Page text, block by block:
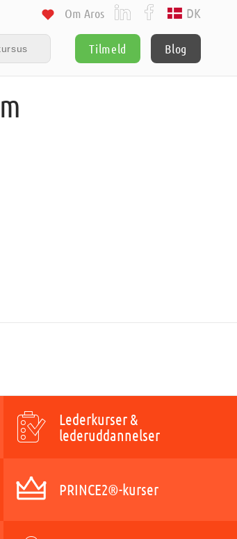
Tilmeld Blog
Om Aros DK
Lederkurser &
lederuddannelser
PRINCE2®-kurser